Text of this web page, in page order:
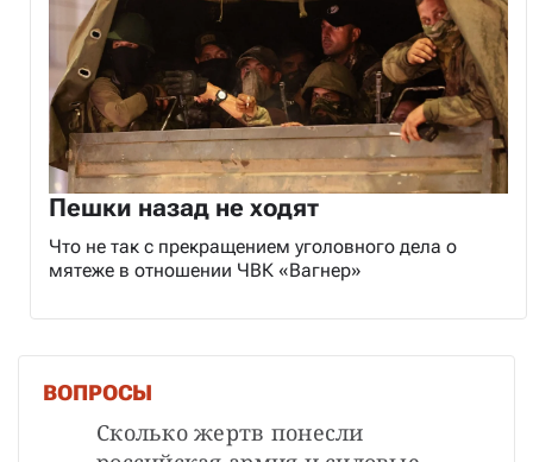
Пешки назад не ходят
Что не так с прекращением уголовного дела о
мятеже в отношении ЧВК «Вагнер»
ВОПРОСЫ
Сколько жертв понесли